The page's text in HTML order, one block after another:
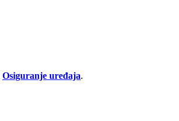
Osiguranje uređaja.